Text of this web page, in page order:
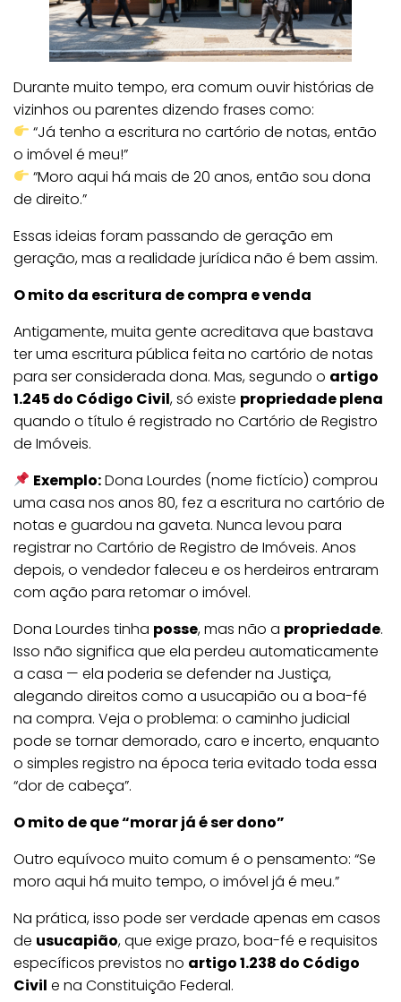
Durante muito tempo, era comum ouvir histórias de
vizinhos ou parentes dizendo frases como:
“Já tenho a escritura no cartório de notas, então
o imóvel é meu!”
“Moro aqui há mais de 20 anos, então sou dona
de direito.”
Essas ideias foram passando de geração em
geração, mas a realidade jurídica não é bem assim.
O mito da escritura de compra e venda
Antigamente, muita gente acreditava que bastava
ter uma escritura pública feita no cartório de notas
para ser considerada dona. Mas, segundo o artigo
1.245 do Código Civil, só existe propriedade plena
quando o título é registrado no Cartório de Registro
de Imóveis.
Exemplo:Dona Lourdes (nome fictício) comprou
uma casa nos anos 80, fez a escritura no cartório de
notas e guardou na gaveta. Nunca levou para
registrar no Cartório de Registro de Imóveis. Anos
depois, o vendedor faleceu e os herdeiros entraram
com ação para retomar o imóvel.
Dona Lourdes tinha posse, mas não a propriedade.
Isso não significa que ela perdeu automaticamente
a casa — ela poderia se defender na Justiça,
alegando direitos como a usucapião ou a boa-fé
na compra. Veja o problema: o caminho judicial
pode se tornar demorado, caro e incerto, enquanto
o simples registro na época teria evitado toda essa
“dor de cabeça”.
O mito de que “morar já é ser dono”
Outro equívoco muito comum é o pensamento: “Se
moro aqui há muito tempo, o imóvel já é meu.”
Na prática, isso pode ser verdade apenas em casos
de usucapião, que exige prazo, boa-fé e requisitos
específicos previstos no artigo 1.238 do Código
Civil e na Constituição Federal.